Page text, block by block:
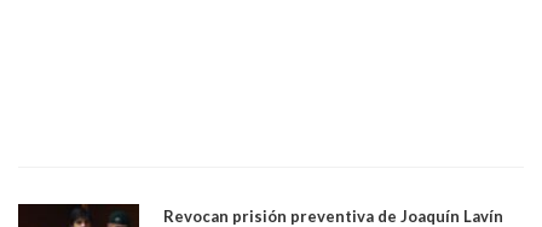
Revocan prisión preventiva de Joaquín Lavín